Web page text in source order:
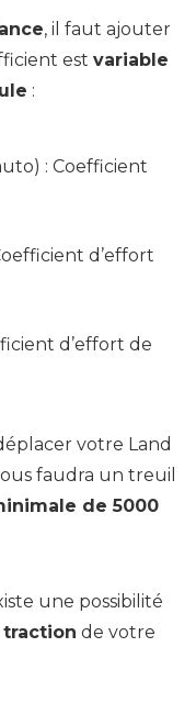
, il faut ajouter
est variable
:
: Coefficient
d’effort
d’effort de
votre Land
faudra un treuil
de 5000
une possibilité
traction de votre